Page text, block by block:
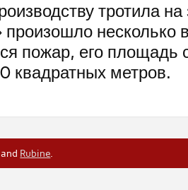
тротила на
произошло несколько
пожар, его площадь
квадратных метров.
and Rubine